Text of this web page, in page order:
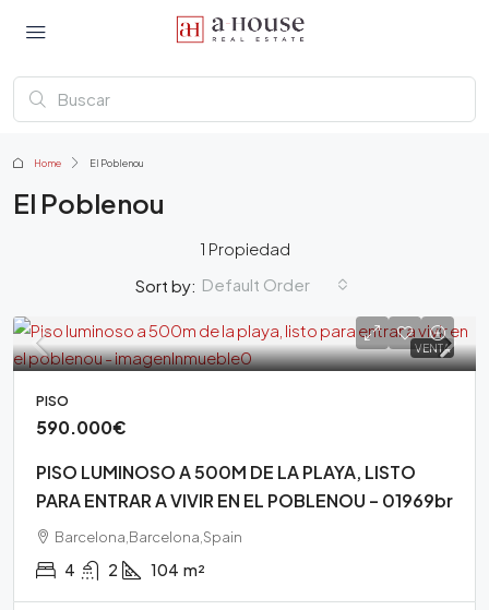
Home El Poblenou
El Poblenou
1 Propiedad
Sort by: Default Order
VENTA
PISO
590.000€
PISO LUMINOSO A 500M DE LA PLAYA, LISTO
PARA ENTRAR A VIVIR EN EL POBLENOU – 01969br
Barcelona,Barcelona,Spain
4 2 104 m²